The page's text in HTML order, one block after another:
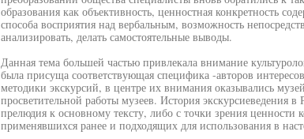
образования как объективность, ценностная конкретность
способа восприятия над вербальным, возможность
анализировать, делать самостоятельные выводы.
Данная тема большей частью привлекала внимание
была присуща соответствующая специфика -авторов
методики экскурсий, в центре их внимания оказывались
просветительной работы музеев. История экскурсиеведения
прелюдия к основному тексту, либо с точки зрения ценности
применявшихся ранее и подходящих для использования в